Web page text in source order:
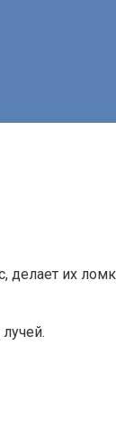
делает их